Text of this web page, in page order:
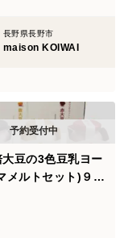
長野県長野市
maison KOIWAI
大豆の3色豆乳ヨー
メルトセット)９０